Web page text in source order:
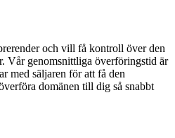
och vill få kontroll över den
Vår genomsnittliga överföringstid är
med säljaren för att få den
domänen till dig så snabbt